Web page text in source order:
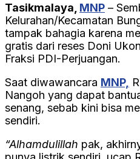
Tasikmalaya, MNP –
Kelurahan/Kecamatan
tampak bahagia karena
gratis dari reses Doni
Fraksi PDI-Perjuangan.
Saat diwawancara MNP,
Nangoh yang dapat
senang, sebab kini bisa
sendiri.
“Alhamdulillah pak,